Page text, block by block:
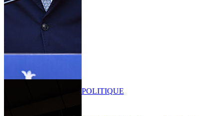
POLITIQUE